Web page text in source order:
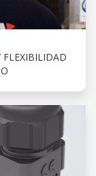
FLEXIBILIDAD